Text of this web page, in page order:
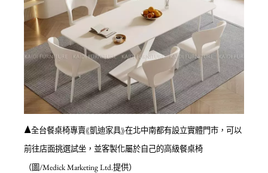
▲全台餐桌椅專賣《凱迪家具》在北中南都有設立實體門市，可以
前往店面挑選試坐，並客製化屬於自己的高級餐桌椅
（圖/Medick Marketing Ltd.提供）